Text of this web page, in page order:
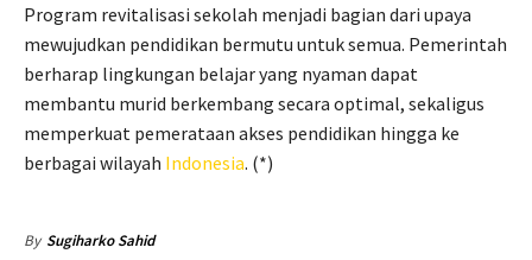
Program revitalisasi sekolah menjadi bagian dari upaya
mewujudkan pendidikan bermutu untuk semua. Pemerintah
berharap lingkungan belajar yang nyaman dapat
membantu murid berkembang secara optimal, sekaligus
memperkuat pemerataan akses pendidikan hingga ke
berbagai wilayah Indonesia. (*)
By Sugiharko Sahid